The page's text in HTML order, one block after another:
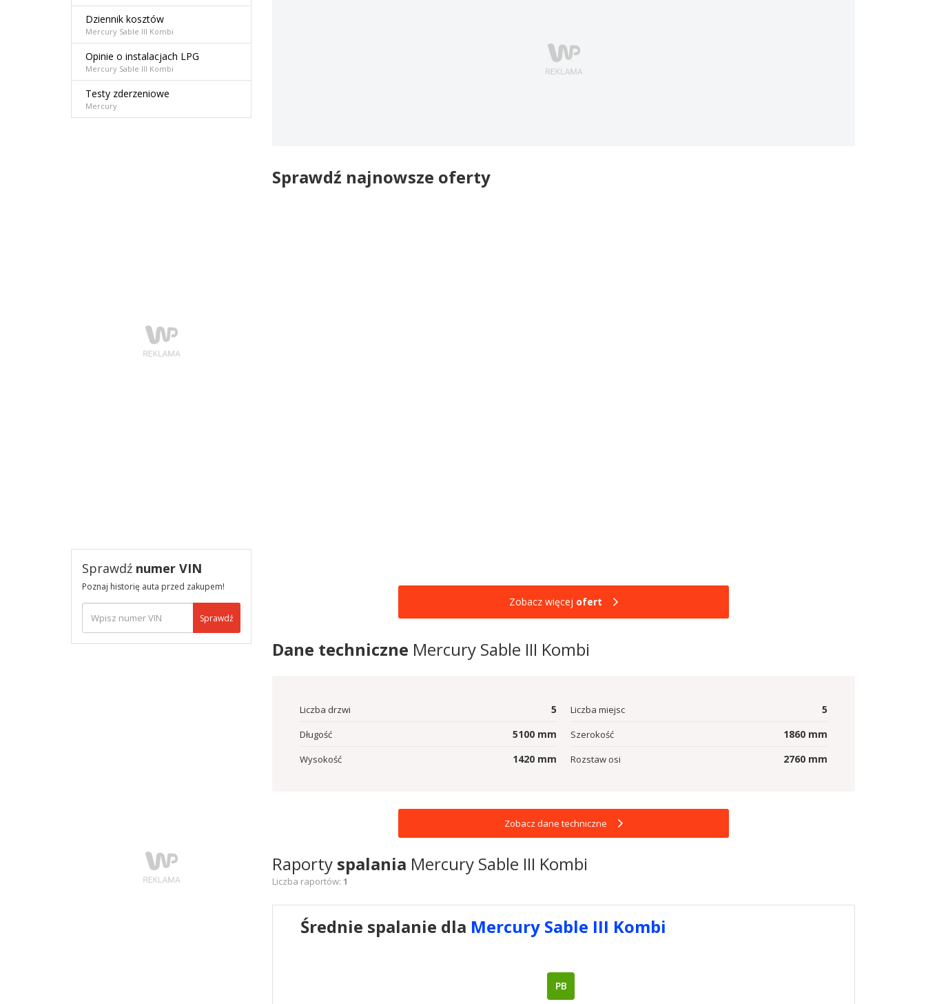
Sprawdź najnowsze oferty
Zobacz więcej ofert
Dane techniczne Mercury Sable III Kombi
Liczba drzwi 5 Liczba miejsc 5
Długość 5100 mm Szerokość 1860 mm
Wysokość 1420 mm Rozstaw osi 2760 mm
Zobacz dane techniczne
Raporty spalania Mercury Sable III Kombi
Liczba raportów: 1
Średnie spalanie dla Mercury Sable III Kombi
PB
Dziennik kosztów
Mercury Sable III Kombi
Opinie o instalacjach LPG
Mercury Sable III Kombi
Testy zderzeniowe
Mercury
Sprawdź numer VIN
Poznaj historię auta przed zakupem!
Sprawdź